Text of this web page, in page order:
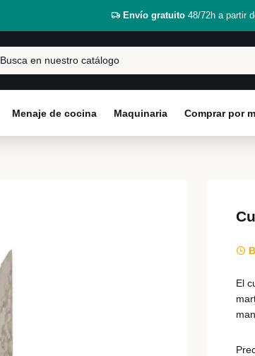
Envío gratuito48/72h a partir
Menaje de cocina Maquinaria Comprar por
El